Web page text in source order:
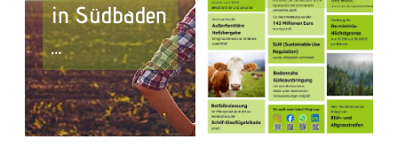
in Südbaden
...